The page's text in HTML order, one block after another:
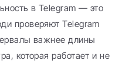
в Telegram — это
проверяют Telegram
важнее длины
которая работает и не